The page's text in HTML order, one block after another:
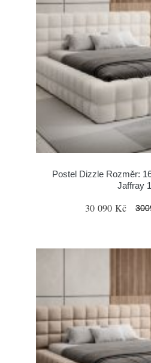
Postel Dizzle Rozměr:
Jaffray 1
30 090 Kč